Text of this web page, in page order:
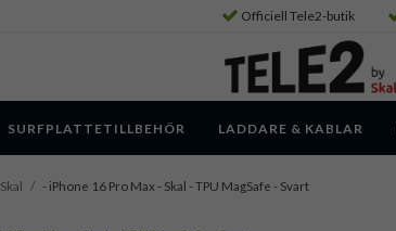
Officiell Tele2-butik
SURFPLATTETILLBEHÖR LADDARE & KABLAR
Skal / - iPhone 16 Pro Max - Skal - TPU MagSafe - Svart